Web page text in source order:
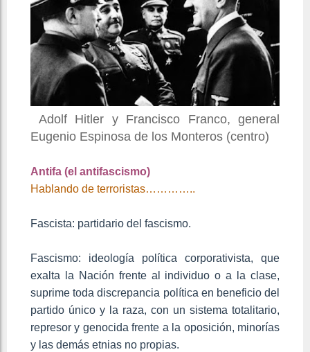
Adolf Hitler y Francisco Franco, general
Eugenio Espinosa de los Monteros (centro)
Antifa (el antifascismo)
Hablando de terroristas…………..
Fascista: partidario del fascismo.
Fascismo: ideología política corporativista, que
exalta la Nación frente al individuo o a la clase,
suprime toda discrepancia política en beneficio del
partido único y la raza, con un sistema totalitario,
represor y genocida frente a la oposición, minorías
y las demás etnias no propias.